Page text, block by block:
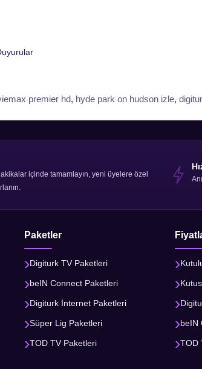
premier hd, hyde park on hudson izle,
içinde tamamlayın, yeni üyelere özel
Paketler
Digiturk TV Paketleri
beIN Connect Paketleri
Digiturk İnternet Paketleri
Süper Lig Paketleri
TOD TV Paketleri
beIN
TOD